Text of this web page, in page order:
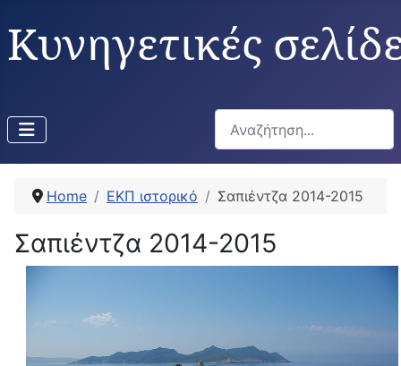
Κυνηγετικές
Αναζήτηση...
Home ΕΚΠ ιστορικό Σαπιέντζα 2014-2015
Σαπιέντζα 2014-2015